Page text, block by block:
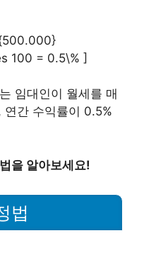
100 = 0.5\% ]
임대인이 월세를 매
간 수익률이 0.5%
을 알아보세요!
법